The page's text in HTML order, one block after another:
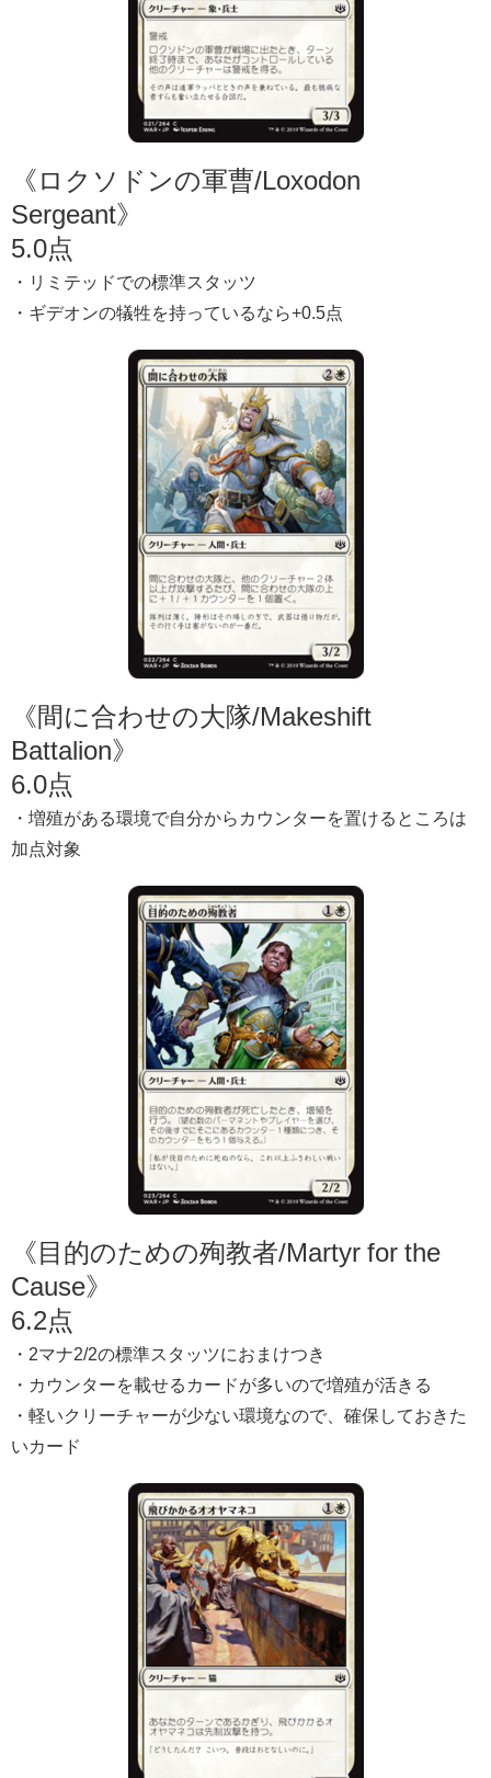
《ロクソドンの軍曹/Loxodon
Sergeant》
5.0点
・リミテッドでの標準スタッツ
・ギデオンの犠牲を持っているなら+0.5点
《間に合わせの大隊/Makeshift
Battalion》
6.0点
・増殖がある環境で自分からカウンターを置けるところは
加点対象
《目的のための殉教者/Martyr for the
Cause》
6.2点
・2マナ2/2の標準スタッツにおまけつき
・カウンターを載せるカードが多いので増殖が活きる
・軽いクリーチャーが少ない環境なので、確保しておきた
いカード